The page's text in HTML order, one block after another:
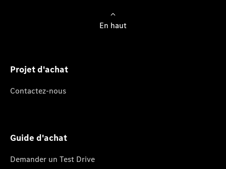
En haut
Projet d'achat
Contactez-nous
Guide d'achat
Demander un Test Drive